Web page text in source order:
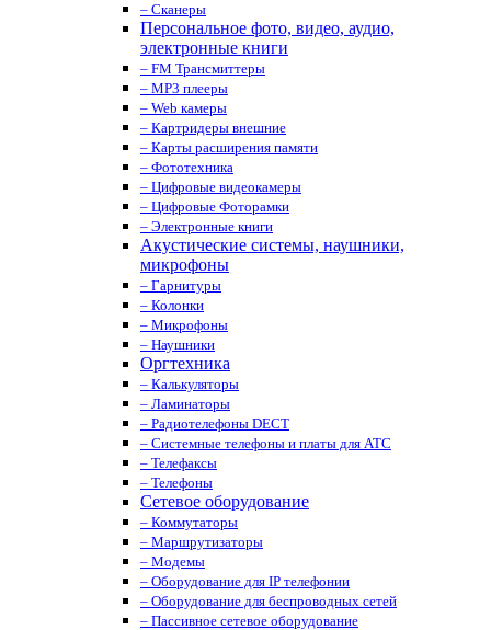
– Сканеры
Персональное фото, видео, аудио,
электронные книги
– FM Трансмиттеры
– MP3 плееры
– Web камеры
– Картридеры внешние
– Карты расширения памяти
– Фототехника
– Цифровые видеокамеры
– Цифровые Фоторамки
– Электронные книги
Акустические системы, наушники,
микрофоны
– Гарнитуры
– Колонки
– Микрофоны
– Наушники
Оргтехника
– Калькуляторы
– Ламинаторы
– Радиотелефоны DECT
– Системные телефоны и платы для АТС
– Телефаксы
– Телефоны
Сетевое оборудование
– Коммутаторы
– Маршрутизаторы
– Модемы
– Оборудование для IP телефонии
– Оборудование для беспроводных сетей
– Пассивное сетевое оборудование